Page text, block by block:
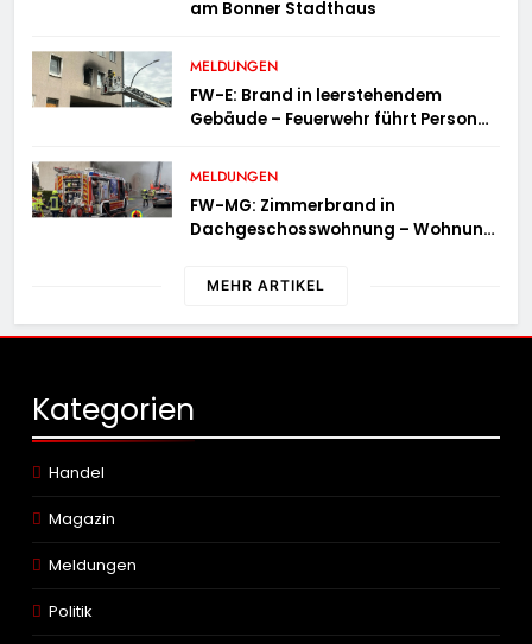
am Bonner Stadthaus
MELDUNGEN
FW-E: Brand in leerstehendem
Gebäude – Feuerwehr führt Person
MELDUNGEN
FW-MG: Zimmerbrand in
Dachgeschosswohnung – Wohnung
MEHR ARTIKEL
Kategorien
Handel
Magazin
Meldungen
Politik